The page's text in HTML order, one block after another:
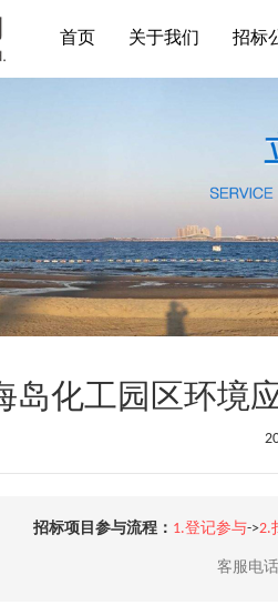
首页 关于我们 招标
岛化工园区环境
招标项目参与流程： 1.登记参与->2.
客服电